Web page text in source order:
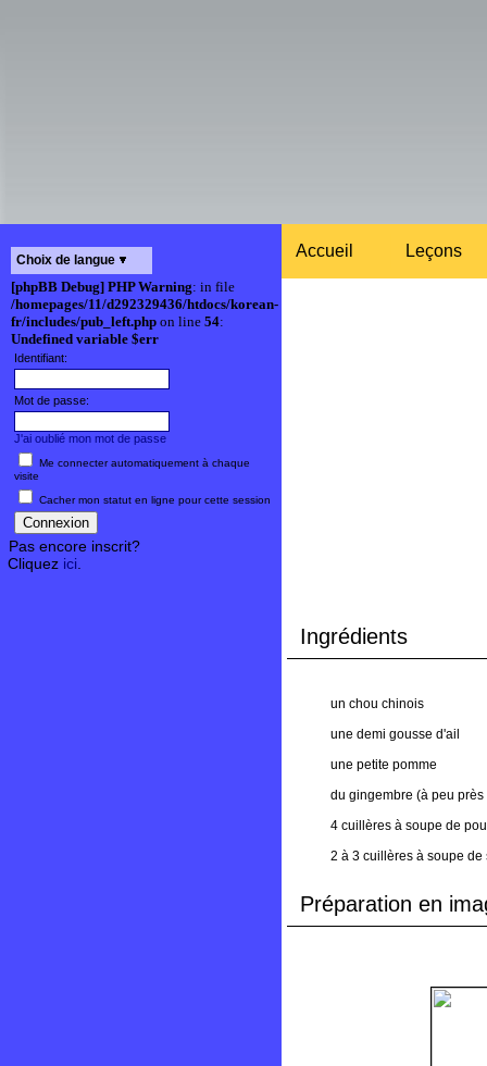
Choix de langue
[phpBB Debug] PHP Warning: in file
/homepages/11/d292329436/htdocs/korean-
fr/includes/pub_left.php on line 54:
Undefined variable $err
Identifiant:
Mot de passe:
J'ai oublié mon mot de passe
Me connecter automatiquement à chaque
visite
Cacher mon statut en ligne pour cette session
Pas encore inscrit?
Cliquez ici
Accueil Leçons
Ingrédients
un chou chinois
une demi gousse d'ail
une petite pomme
du gingembre (à peu
4 cuillères à soupe de
2 à 3 cuillères à soupe de
Préparation en